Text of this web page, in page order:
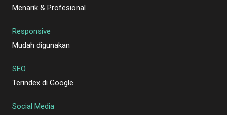
Menarik & Profesional
Responsive
Mudah digunakan
SEO
Terindex di Google
Social Media